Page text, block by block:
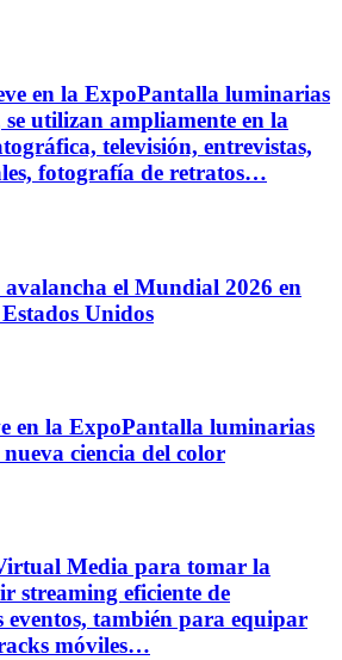
en la ExpoPantalla luminarias
utilizan ampliamente en la
televisión, entrevistas,
fotografía de retratos…
el Mundial 2026 en
Unidos
en la ExpoPantalla luminarias
ciencia del color
Media para tomar la
streaming eficiente de
eventos, también para equipar
móviles…